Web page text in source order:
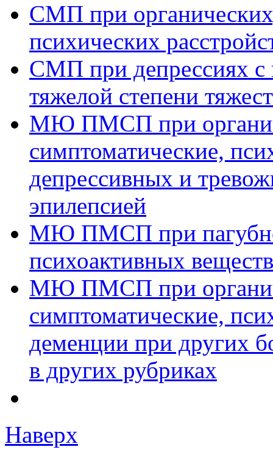
СМП при
психических
СМП при депрессиях с
тяжелой степени
МЮ ПМСП при
симптоматические,
депрессивных и
эпилепсией
МЮ ПМСП при
психоактивных веществ
МЮ ПМСП при
симптоматические,
деменции при других
в других рубриках
Наверх